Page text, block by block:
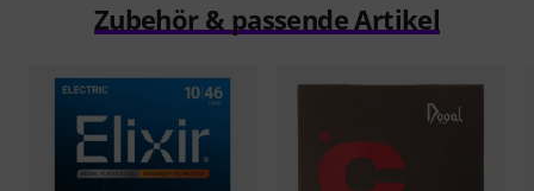
Zubehör & passende Artikel